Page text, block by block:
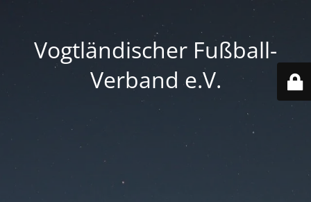
Vogtländischer Fußball-
Verband e.V.